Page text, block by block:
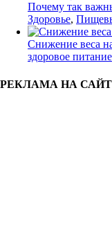
Почему так
Здоровье,
Снижение веса
здоровое питание
РЕКЛАМА НА